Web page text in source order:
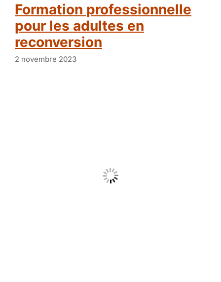
Formation professionnelle
pour les adultes en
reconversion
2 novembre 2023